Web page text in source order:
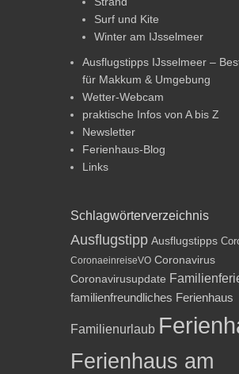
Surf und Kite
Winter am IJsselmeer
Ausflugstipps IJsselmeer –
für Makkum & Umgebung
Wetter-Webcam
praktische Infos von A bis Z
Newsletter
Ferienhaus-Blog
Links
Schlagwörterverzeichnis
Ausflugstipp Ausflugstipps
CoronaeinreiseVO Coronavirus
Coronavirusupdate
familienfreundliches Ferienhaus
Familienurlaub
Ferienhaus am